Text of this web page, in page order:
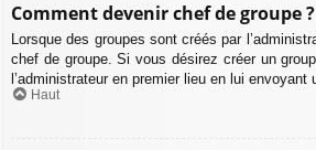
Comment devenir chef de groupe ?
Lorsque des groupes sont créés par
chef de groupe. Si vous désirez créer un
l’administrateur en premier lieu en lui envoyant
Haut